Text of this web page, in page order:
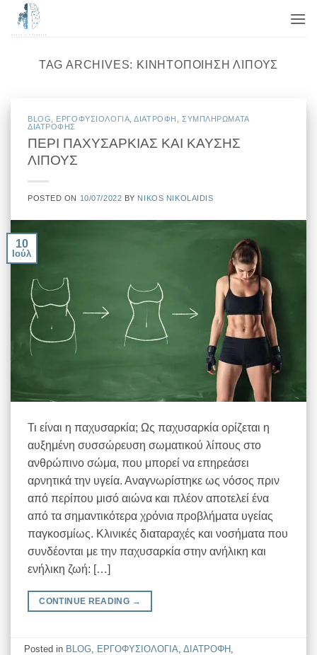
Μετάβαση
TAG ARCHIVES: ΚΙΝΗΤΟΠΟΊΗΣΗ ΛΊΠΟΥΣ
BLOG EΡΓΟΦΥΣΙΟΛΟΓΙΑ ,ΔΙΑΤΡΟΦΗ
ΣΥΜΠΛΗΡΩΜΑΤΑ
ΔΙΑΤΡΟΦΗΣ
ΠΕΡΙ ΠΑΧΥΣΑΡΚΙΑΣ ΚΑΙ ΚΑΥΣΗΣ
ΛΙΠΟΥΣ
POSTED ON 10/07/2022 BY NIKOS NIKOLAIDIS
10
Ιούλ
Τι είναι η παχυσαρκία; Ως παχυσαρκία ορίζεται η
αυξημένη συσσώρευση σωματικού λίπους στο
ανθρώπινο σώμα, που μπορεί να επηρεάσει
αρνητικά την υγεία. Αναγνωρίστηκε ως νόσος πριν
από περίπου μισό αιώνα και πλέον αποτελεί ένα
από τα σημαντικότερα χρόνια προβλήματα υγείας
παγκοσμίως. Κλινικές διαταραχές και νοσήματα που
συνδέονται με την παχυσαρκία στην ανήλικη και
ενήλικη ζωή: […]
CONTINUE READING →
Posted in BLOG, EΡΓΟΦΥΣΙΟΛΟΓΙΑ,ΔΙΑΤΡΟΦΗ ,